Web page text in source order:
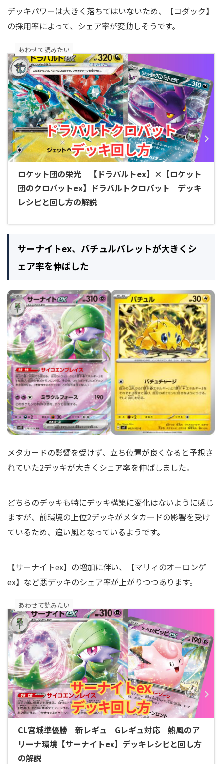
デッキパワーは大きく落ちてはいないため、【コダック】
の採用率によって、シェア率が変動しそうです。
ロケット団の栄光 【ドラパルトex】×【ロケット
団のクロバットex】ドラパルトクロバット デッキ
レシピと回し方の解説
あわせて読みたい
サーナイトex、バチュルバレットが大きくシ
ェア率を伸ばした
メタカードの影響を受けず、立ち位置が良くなると予想さ
れていた2デッキが大きくシェア率を伸ばしました。
どちらのデッキも特にデッキ構築に変化はないように感じ
ますが、前環境の上位2デッキがメタカードの影響を受け
ているため、追い風となっているようです。
【サーナイトex】の増加に伴い、【マリィのオーロンゲ
ex】など悪デッキのシェア率が上がりつつあります。
CL宮城準優勝 新レギュ Gレギュ対応 熱風のア
リーナ環境【サーナイトex】デッキレシピと回し方
の解説
あわせて読みたい